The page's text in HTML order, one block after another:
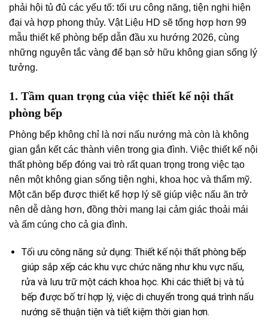
phải hội tủ đủ các yếu tố: tối ưu công năng, tiện nghi hiện
đại và hợp phong thủy. Vật Liệu HD sẽ tổng hợp hơn 99
mẫu thiết kế phòng bếp dẫn đầu xu hướng 2026, cùng
những nguyên tắc vàng để bạn sở hữu không gian sống lý
tưởng.
1. Tầm quan trọng của việc thiết kế nội thất
phòng bếp
Phòng bếp không chỉ là nơi nấu nướng mà còn là không
gian gắn kết các thành viên trong gia đình. Việc thiết kế nội
thất phòng bếp đóng vai trò rất quan trọng trong việc tạo
nên một không gian sống tiện nghi, khoa học và thẩm mỹ.
Một căn bếp được thiết kế hợp lý sẽ giúp việc nấu ăn trở
nên dễ dàng hơn, đồng thời mang lại cảm giác thoải mái
và ấm cúng cho cả gia đình.
Tối ưu công năng sử dụng: Thiết kế nội thất phòng bếp
giúp sắp xếp các khu vực chức năng như khu vực nấu,
rửa và lưu trữ một cách khoa học. Khi các thiết bị và tủ
bếp được bố trí hợp lý, việc di chuyển trong quá trình nấu
nướng sẽ thuận tiện và tiết kiệm thời gian hơn.